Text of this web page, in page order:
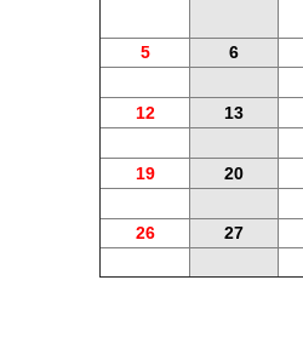
5
6
12
13
19
20
26
27